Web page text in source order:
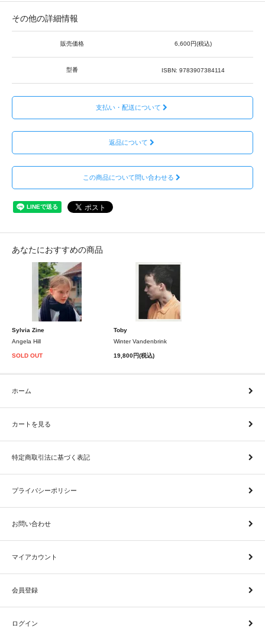
その他の詳細情報
販売価格 6,600円(税込)
型番 ISBN: 9783907384114
支払い・配送について
返品について
この商品について問い合わせる
あなたにおすすめの商品
Sylvia Zine
Angela Hill
SOLD OUT
Toby
Winter Vandenbrink
19,800円(税込)
ホーム
カートを見る
特定商取引法に基づく表記
プライバシーポリシー
お問い合わせ
マイアカウント
会員登録
ログイン